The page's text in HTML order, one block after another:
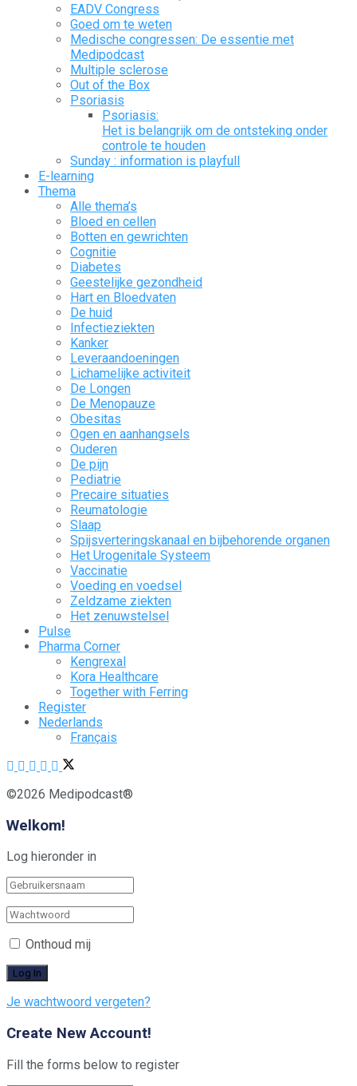
EADV Congress
Goed om te weten
Medische congressen: De essentie met
Medipodcast
Multiple sclerose
Out of the Box
Psoriasis
Psoriasis:
Het is belangrijk om de ontsteking onder
controle te houden
Sunday : information is playfull
E-learning
Thema
Alle thema’s
Bloed en cellen
Botten en gewrichten
Cognitie
Diabetes
Geestelijke gezondheid
Hart en Bloedvaten
De huid
Infectieziekten
Kanker
Leveraandoeningen
Lichamelijke activiteit
De Longen
De Menopauze
Obesitas
Ogen en aanhangsels
Ouderen
De pijn
Pediatrie
Precaire situaties
Reumatologie
Slaap
Spijsverteringskanaal en bijbehorende organen
Het Urogenitale Systeem
Vaccinatie
Voeding en voedsel
Zeldzame ziekten
Het zenuwstelsel
Pulse
Pharma Corner
Kengrexal
Kora Healthcare
Together with Ferring
Register
Nederlands
Français
©2026 Medipodcast®
Welkom!
Log hieronder in
Onthoud mij
Je wachtwoord vergeten?
Create New Account!
Fill the forms below to register